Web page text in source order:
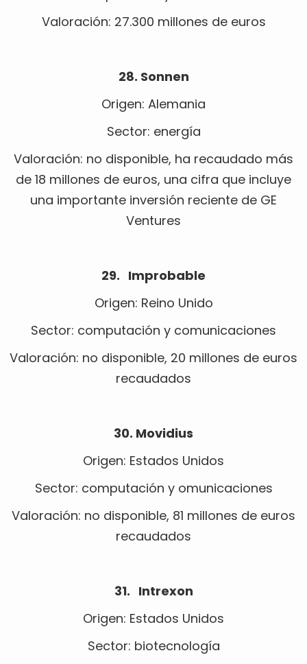
Valoración: 27.300 millones de euros
28. Sonnen
Origen: Alemania
Sector: energía
Valoración: no disponible, ha recaudado más
de 18 millones de euros, una cifra que incluye
una importante inversión reciente de GE
Ventures
29. Improbable
Origen: Reino Unido
Sector: computación y comunicaciones
Valoración: no disponible, 20 millones de euros
recaudados
30. Movidius
Origen: Estados Unidos
Sector: computación y omunicaciones
Valoración: no disponible, 81 millones de euros
recaudados
31. Intrexon
Origen: Estados Unidos
Sector: biotecnología